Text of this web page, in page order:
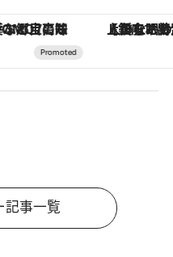
。大人のための「ReFa GINZA」クルーズ
記事一覧